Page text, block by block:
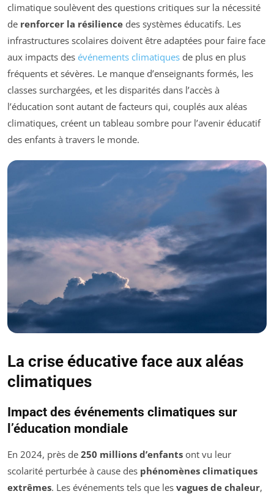
climatique soulèvent des questions critiques sur la nécessité
de renforcer la résilience des systèmes éducatifs. Les
infrastructures scolaires doivent être adaptées pour faire face
aux impacts des événements climatiques de plus en plus
fréquents et sévères. Le manque d’enseignants formés, les
classes surchargées, et les disparités dans l’accès à
l’éducation sont autant de facteurs qui, couplés aux aléas
climatiques, créent un tableau sombre pour l’avenir éducatif
des enfants à travers le monde.
La crise éducative face aux aléas
climatiques
Impact des événements climatiques sur
l’éducation mondiale
En 2024, près de 250 millions d’enfants ont vu leur
scolarité perturbée à cause des phénomènes climatiques
extrêmes. Les événements tels que les vagues de chaleur,